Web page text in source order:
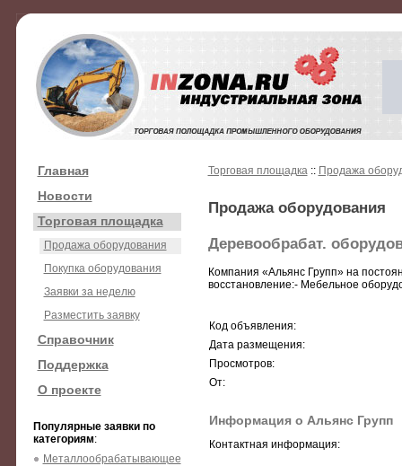
Главная
Новости
Торговая площадка
Продажа оборудования
Покупка оборудования
Заявки за неделю
Разместить заявку
Справочник
Поддержка
О проекте
Популярные заявки по
категориям:
Металлообрабатывающее
Торговая площадка:: Продажа
Продажа оборудования
Деревообрабат.
Компания «Альянс Групп» на
восстановление:- Мебельное
Код объявления:
Дата размещения:
Просмотров:
От:
Информация о Альянс Групп
Контактная информация: